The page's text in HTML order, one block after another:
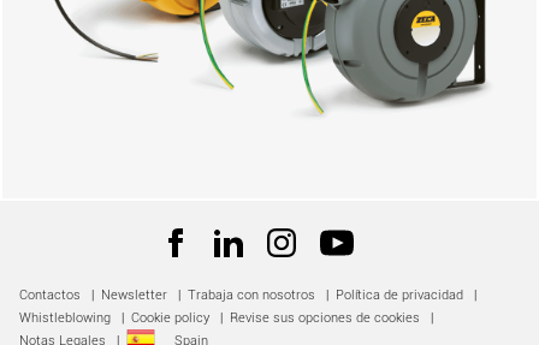
Contactos | Newsletter | Trabaja con nosotros | Política de privacidad
|
Whistleblowing
| Cookie policy | Revise sus opciones de cookies
|
Notas Legales
| Spain